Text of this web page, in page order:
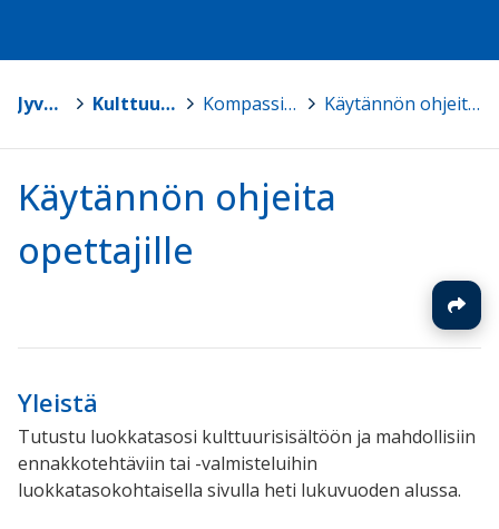
Jyväskylä Kulttuuriops Kompassi Kompassi eri luokkatasoilla Käytännön ohjeita opettajille
Käytännön ohjeita
opettajille
Yleistä
Tutustu luokkatasosi kulttuurisisältöön ja mahdollisiin
ennakkotehtäviin tai -valmisteluihin
luokkatasokohtaisella sivulla heti lukuvuoden alussa.